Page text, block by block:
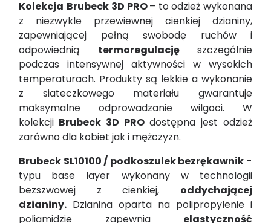
Kolekcja Brubeck 3D PRO– to odzież wykonana
z niezwykle przewiewnej cienkiej dzianiny,
zapewniającej pełną swobodę ruchów i
odpowiednią termoregulacjęszczególnie
podczas intensywnej aktywności w wysokich
temperaturach. Produkty są lekkie a wykonanie
z siateczkowego materiału gwarantuje
maksymalne odprowadzanie wilgoci. W
kolekcji Brubeck 3D PROdostępna jest odzież
zarówno dla kobiet jak i mężczyzn.
Brubeck SL10100 / podkoszulek bezrękawnik -
typu base layer wykonany w technologii
bezszwowej z cienkiej, oddychającej
dzianiny. Dzianina oparta na polipropylenie i
poliamidzie zapewnia elastyczność